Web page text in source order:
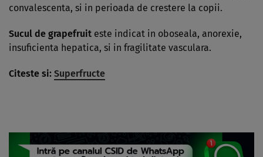
convalescenta, si in perioada de crestere la copii.
Sucul de grapefruit este indicat in oboseala, anorexie,
insuficienta hepatica, si in fragilitate vasculara.
Citeste si: Superfructe